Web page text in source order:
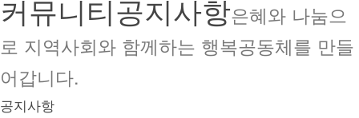
커뮤니티공지사항은혜와 나눔으
로 지역사회와 함께하는 행복공동체를 만들
어갑니다.
공지사항